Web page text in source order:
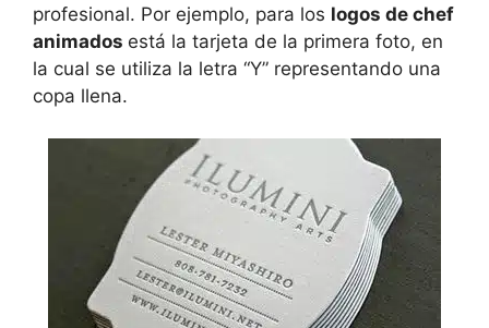
profesional. Por ejemplo, para los logos de chef
animados está la tarjeta de la primera foto, en
la cual se utiliza la letra “Y” representando una
copa llena.